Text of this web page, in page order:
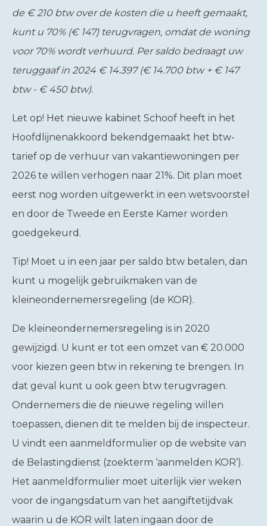
de € 210 btw over de kosten die u heeft gemaakt,
kunt u 70% (€ 147) terugvragen, omdat de woning
voor 70% wordt verhuurd. Per saldo bedraagt uw
teruggaaf in 2024 € 14.397 (€ 14.700 btw + € 147
btw - € 450 btw).
Let op! Het nieuwe kabinet Schoof heeft in het
Hoofdlijnenakkoord bekendgemaakt het btw-
tarief op de verhuur van vakantiewoningen per
2026 te willen verhogen naar 21%. Dit plan moet
eerst nog worden uitgewerkt in een wetsvoorstel
en door de Tweede en Eerste Kamer worden
goedgekeurd.
Tip! Moet u in een jaar per saldo btw betalen, dan
kunt u mogelijk gebruikmaken van de
kleineondernemersregeling (de KOR).
De kleineondernemersregeling is in 2020
gewijzigd. U kunt er tot een omzet van € 20.000
voor kiezen geen btw in rekening te brengen. In
dat geval kunt u ook geen btw terugvragen.
Ondernemers die de nieuwe regeling willen
toepassen, dienen dit te melden bij de inspecteur.
U vindt een aanmeldformulier op de website van
de Belastingdienst (zoekterm ‘aanmelden KOR’).
Het aanmeldformulier moet uiterlijk vier weken
voor de ingangsdatum van het aangiftetijdvak
waarin u de KOR wilt laten ingaan door de